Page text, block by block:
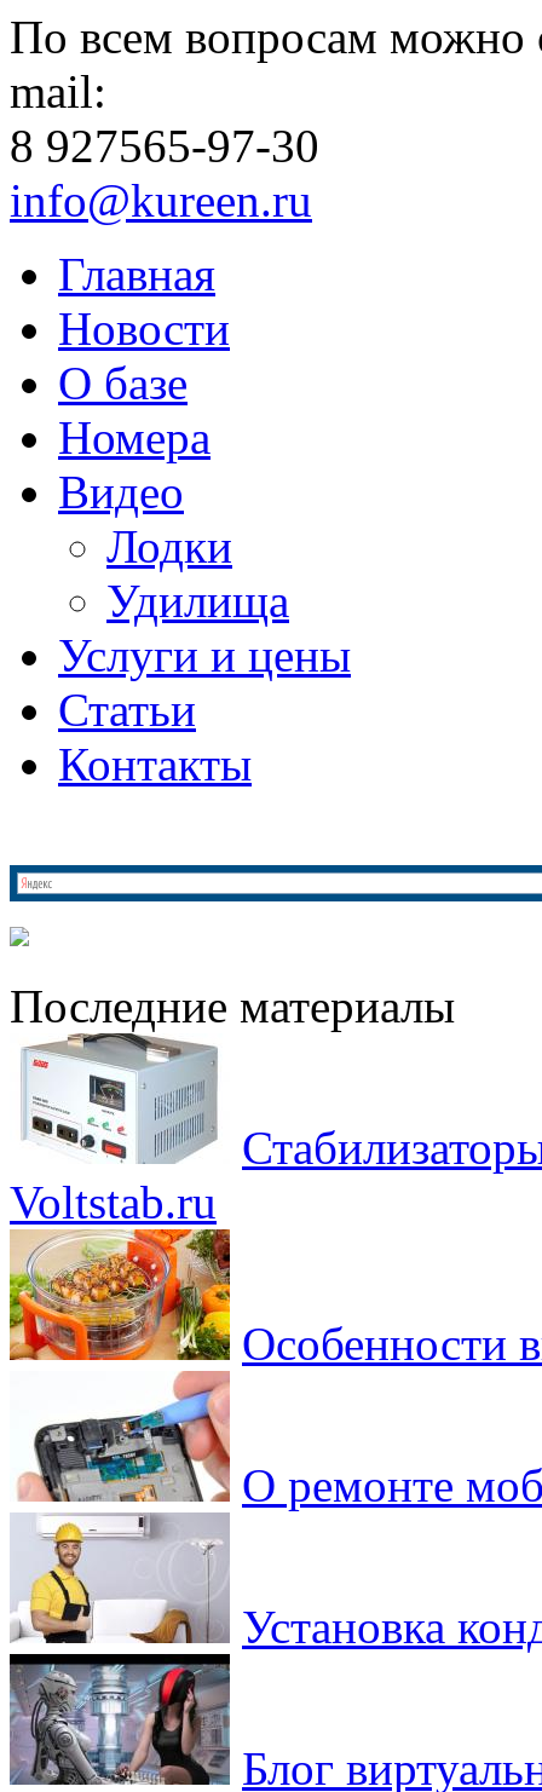
По всем вопросам можно
mail:
8 927565-97-30
info@kureen.ru
Главная
Новости
О базе
Номера
Видео
Лодки
Удилища
Услуги и цены
Статьи
Контакты
Последние материалы
Voltstab.ru
Особенности
О ремонте
Установка
Блог